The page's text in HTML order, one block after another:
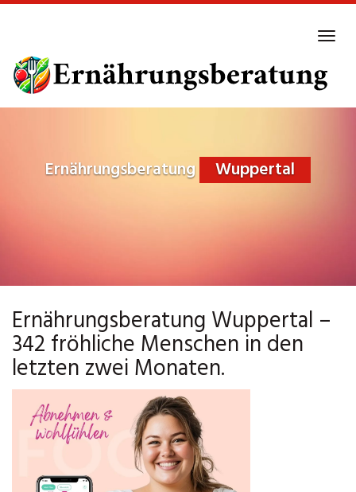
main
content
Ernährungsberatung Wuppertal
Ernährungsberatung Wuppertal –
342 fröhliche Menschen in den
letzten zwei Monaten.